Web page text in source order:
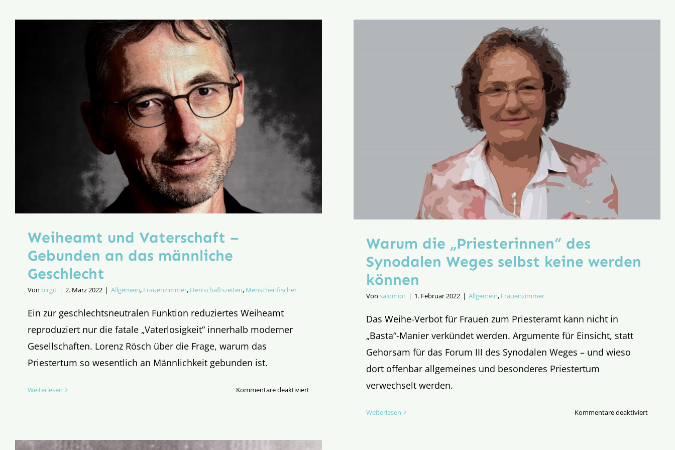
Weiheamt und Vaterschaft –
Gebunden an das männliche
Geschlecht
Von birgit | 2. März 2022 | Allgemein, Frauenzimmer, Herrschaftszeiten, Menschenfischer
Ein zur geschlechtsneutralen Funktion reduziertes Weiheamt
reproduziert nur die fatale „Vaterlosigkeit“ innerhalb moderner
Gesellschaften. Lorenz Rösch über die Frage, warum das
Priestertum so wesentlich an Männlichkeit gebunden ist.
Weiterlesen Kommentare deaktiviertfür
Warum die „Priesterinnen“ des
Synodalen Weges selbst keine werden
können
Von salomon | 1. Februar 2022 | Allgemein, Frauenzimmer
Das Weihe-Verbot für Frauen zum Priesteramt kann nicht in
„Basta“-Manier verkündet werden. Argumente für Einsicht, statt
Gehorsam für das Forum III des Synodalen Weges – und wieso
dort offenbar allgemeines und besonderes Priestertum
verwechselt werden.
Weiterlesen Kommentare deaktiviertfür